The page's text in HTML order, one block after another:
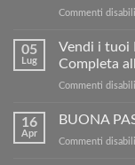
Commenti
05
Lug
Vendi i tuoi
Completa
Commenti
16
Apr
BUONA
Commenti